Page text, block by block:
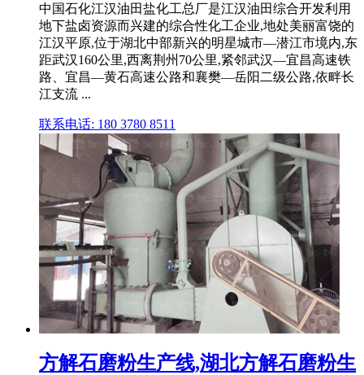
中国石化江汉油田盐化工总厂是江汉油田综合开发利用
地下盐卤资源而兴建的综合性化工企业,地处美丽富饶的
江汉平原,位于湖北中部新兴的明星城市—潜江市境内,东
距武汉160公里,西离荆州70公里,紧邻武汉—宜昌高速铁
路、宜昌—黄石高速公路和襄樊—岳阳二级公路,依畔长
江支流 ...
联系电话: 180 3780 8511
方解石磨粉生产线,湖北方解石磨粉生